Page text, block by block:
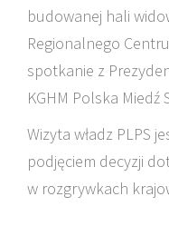
budowanej hali
Regionalnego
spotkanie z
KGHM Polska Miedź
Wizyta władz PLPS
podjęciem decyzji
w rozgrywkach